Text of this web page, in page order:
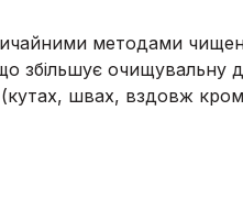
методами
збільшує очищувальну
швах, вздовж